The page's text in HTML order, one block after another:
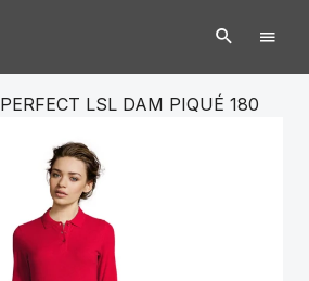
PERFECT LSL DAM PIQUÉ 180